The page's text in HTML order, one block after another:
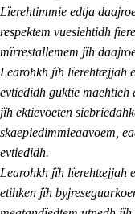
Lïerehtimmie edtja
respektem vuesiehtidh
mïrrestallemem jïh
Learohkh jïh lïerehtæjjah
evtiedidh guktie
jïh ektievoeten
skaepiedimmieaavoem,
evtiedidh.
Learohkh jïh lïerehtæjjah
etihken jïh